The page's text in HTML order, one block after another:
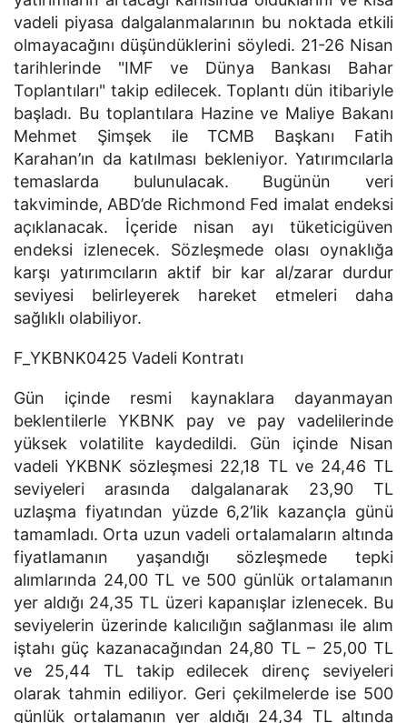
vadeli piyasa dalgalanmalarının bu noktada etkili
olmayacağını düşündüklerini söyledi. 21-26 Nisan
tarihlerinde "IMF ve Dünya Bankası Bahar
Toplantıları" takip edilecek. Toplantı dün itibariyle
başladı. Bu toplantılara Hazine ve Maliye Bakanı
Mehmet Şimşek ile TCMB Başkanı Fatih
Karahan’ın da katılması bekleniyor. Yatırımcılarla
temaslarda bulunulacak. Bugünün veri
takviminde, ABD’de Richmond Fed imalat endeksi
açıklanacak. İçeride nisan ayı tüketicigüven
endeksi izlenecek. Sözleşmede olası oynaklığa
karşı yatırımcıların aktif bir kar al/zarar durdur
seviyesi belirleyerek hareket etmeleri daha
sağlıklı olabiliyor.
F_YKBNK0425 Vadeli Kontratı
Gün içinde resmi kaynaklara dayanmayan
beklentilerle YKBNK pay ve pay vadelilerinde
yüksek volatilite kaydedildi. Gün içinde Nisan
vadeli YKBNK sözleşmesi 22,18 TL ve 24,46 TL
seviyeleri arasında dalgalanarak 23,90 TL
uzlaşma fiyatından yüzde 6,2’lik kazançla günü
tamamladı. Orta uzun vadeli ortalamaların altında
fiyatlamanın yaşandığı sözleşmede tepki
alımlarında 24,00 TL ve 500 günlük ortalamanın
yer aldığı 24,35 TL üzeri kapanışlar izlenecek. Bu
seviyelerin üzerinde kalıcılığın sağlanması ile alım
iştahı güç kazanacağından 24,80 TL – 25,00 TL
ve 25,44 TL takip edilecek direnç seviyeleri
olarak tahmin ediliyor. Geri çekilmelerde ise 500
günlük ortalamanın yer aldığı 24,34 TL altında